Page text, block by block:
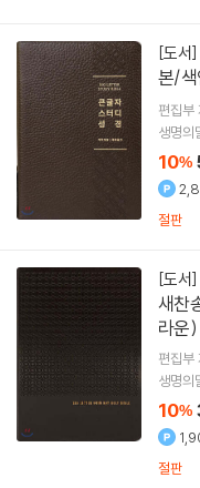
[도서]
본/
편집부
생명의
10%
절판
[도서]
새찬
라운)
편집부
생명의
10%
절판